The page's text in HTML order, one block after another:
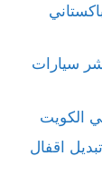
سيارات
الكويت
اقفال